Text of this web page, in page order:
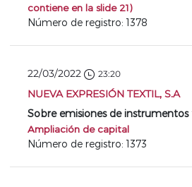
contiene en la slide 21)
Número de registro: 1378
22/03/2022 23:20
NUEVA EXPRESIÓN TEXTIL, S.A
Sobre emisiones de instrumentos
Ampliación de capital
Número de registro: 1373